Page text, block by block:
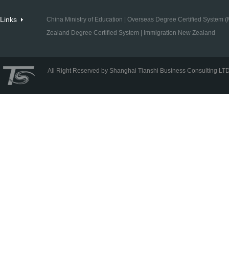
Links China Ministry of Education
Overseas Degree Certified System
Zealand Degree Certified System
Immigration New Zealand
All Right Reserved by Shanghai Tianshi Business Consulting